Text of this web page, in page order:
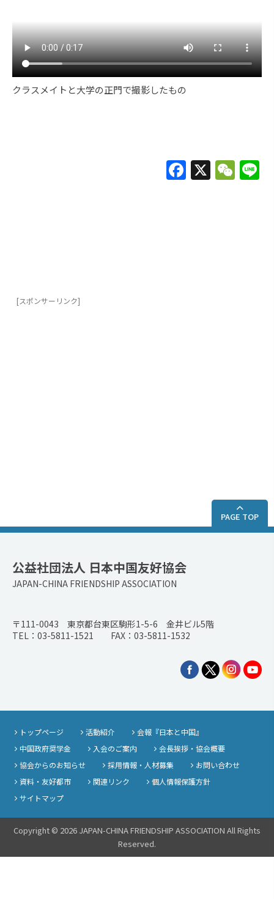
クラスメイトと大学の正門で撮影したもの
F
a
X W
e
[スポンサーリンク]
PAGE TOP
公益社団法人 日本中国友好協会
JAPAN-CHINA FRIENDSHIP ASSOCIATION
〒111-0043 東京都台東区駒形1-5-6 金井ビル5階
TEL：03-5811-1521 FAX：03-5811-1532
トップページ 活動紹介
会報『日本と中国』
中国政府奨学金
入会のご案内
会長挨拶・協会概要
協会からのお知らせ
採用情報・人材募集
お問い合わせ
資料・友好都市
関連リンク
個人情報保護方針
サイトマップ
Copyright © 2026 JAPAN-CHINA FRIENDSHIP ASSOCIATION All Rights
Reserved.